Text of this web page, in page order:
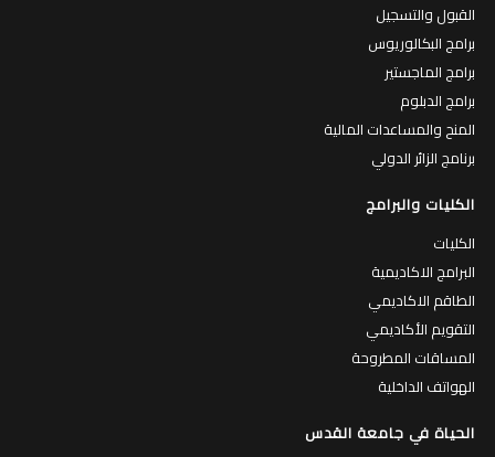
القبول والتسجيل
برامج البكالوريوس
برامج الماجستير
برامج الدبلوم
المنح والمساعدات المالية
برنامج الزائر الدولي
الكليات والبرامج
الكليات
البرامج الاكاديمية
الطاقم الاكاديمي
التقويم الأكاديمي
المساقات المطروحة
الهواتف الداخلية
الحياة في جامعة القدس